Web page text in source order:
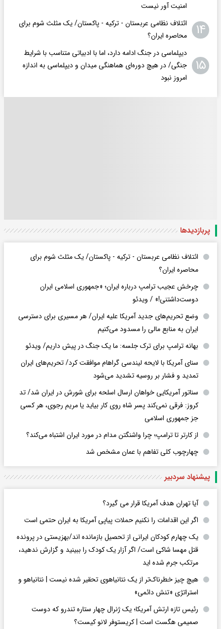
امنیت آور نیست
۱۴
ائتلاف نظامی عربستان - ترکیه - پاکستان/ یک مثلث شوم برای
محاصره ایران؟
۱۵
دیپلماسی در جنگ ادامه دارد، اما با ادبیاتی متناسب با شرایط
جنگی/ در هیچ دوره‌ای هماهنگی میدان و دیپلماسی به اندازه
امروز نبود
پربازدید‌ها
ائتلاف نظامی عربستان - ترکیه - پاکستان/ یک مثلث شوم برای
محاصره ایران؟
چرخش عجیب ترامپ درباره ایران؛ «جمهوری اسلامی ایران
دوست‌داشتنی!» / ویدئو
وضع تحریم‌های جدید آمریکا علیه ایران/ هر مسیری برای دسترسی
ایران به منابع مالی را مسدود می‌کنیم
بهانه ترامپ برای ترک جلسه: ما یک جنگ در پیش داریم/ ویدئو
سنای آمریکا با لایحه لیندسی گراهام موافقت کرد/ تحریم‌های ایران
تمدید و فشار بر روسیه تشدید می‌شود
سناتور آمریکایی خواهان ارسال اسلحه برای شورش در ایران شد/ تد
کروز: فرقی نمی‌کند پسر شاه روی کار بیاید یا مریم رجوی، هر کسی
جز جمهوری اسلامی
از کارتر تا ترامپ؛ چرا واشنگتن مدام در مورد ایران اشتباه می‌کند؟
چهارچوب کلی تفاهم با عمان مشخص شد
پیشنهاد سردبیر
آیا تهران هدف آمریکا قرار می گیرد؟
اگر این اقدامات را نکنیم حملات پیاپی آمریکا به ایران حتمی است
یک چهارم کودکان ایرانی از تحصیل بازمانده اند/بهزیستی در پرونده
قتل مهسا شاکی است/ اگر آزار یک کودک را ببینید و گزارش ندهید،
مرتکب جرم شده اید
هیچ چیز خطرناک‌تر از یک نتانیاهوی تحقیر شده نیست | نتانیاهو و
استراتژی «تنش دائمی»
رئیس تازه ارتش آمریکا؛ یک ژنرال چهار ستاره تندرو که دوست
صمیمی هگست است | کریستوفر لانو کیست؟